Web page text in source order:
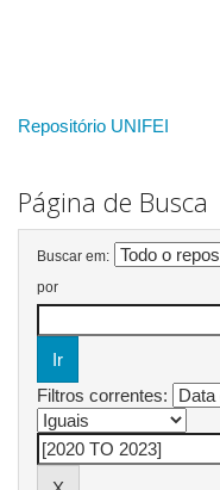
Repositório UNIFEI
Página de Busca
Buscar em:
por
Filtros correntes: